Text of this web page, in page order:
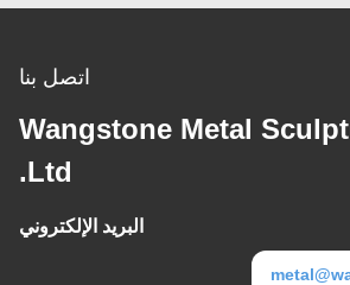
اتصل بنا
Wangstone Metal
Ltd.
البريد الإلكتروني